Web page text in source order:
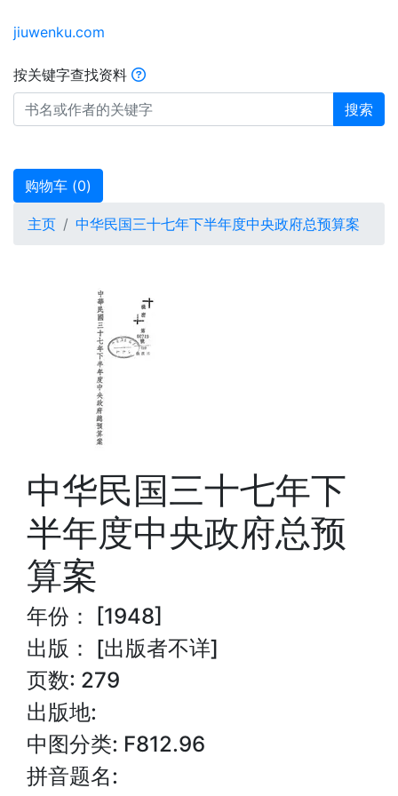
jiuwenku.com
按关键字查找资料
搜索
购物车 (0)
主页 中华民国三十七年下半年度中央政府总预算案
中华民国三十七年下
半年度中央政府总预
算案
年份： [1948]
出版： [出版者不详]
页数: 279
出版地:
中图分类: F812.96
拼音题名: